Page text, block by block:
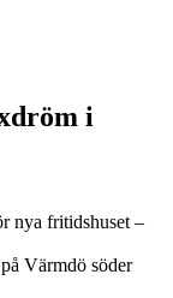
i
nya fritidshuset –
Värmdö söder